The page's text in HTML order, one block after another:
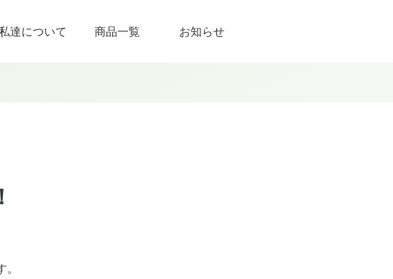
達について 商品一覧 お知らせ